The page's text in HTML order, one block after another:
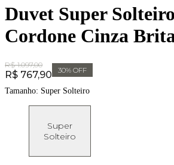
Duvet Super
Cordone Cinza
Original Price:
R$ 1.097,00
Price:
R$ 767,90 30% OFF
Tamanho: Super Solteiro
Super
Solteiro